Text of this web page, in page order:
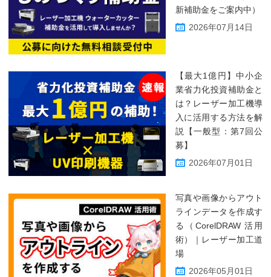
新補助金をご案内中）
2026年07月14日
【最大1億円】中小企
業省力化投資補助金と
は？レーザー加工機導
入に活用する方法を解
説【一般型：第7回公
募】
2026年07月01日
写真や画像からアウト
ラインデータを作成す
る（CorelDRAW 活用
術）｜レーザー加工道
場
2026年05月01日